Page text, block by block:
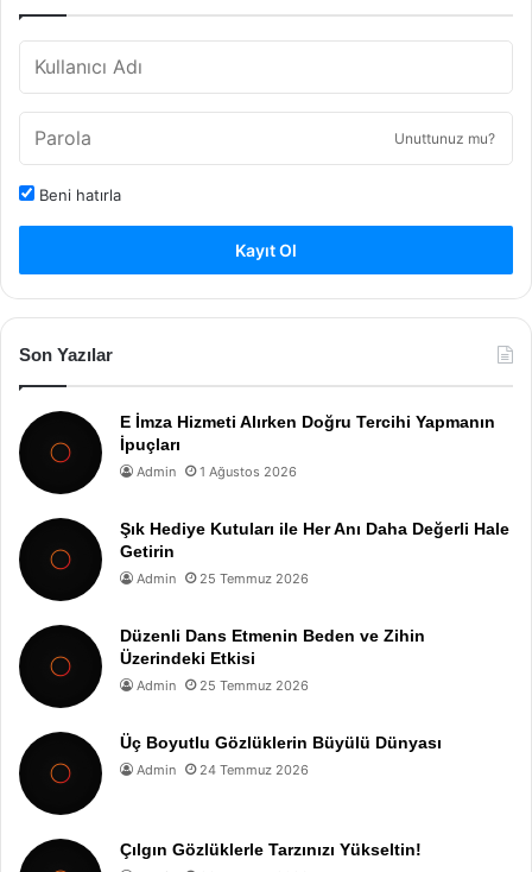
Unuttunuz mu?
Beni hatırla
Kayıt Ol
Son Yazılar
E İmza Hizmeti Alırken Doğru Tercihi Yapmanın
İpuçları
Admin 1 Ağustos 2026
Şık Hediye Kutuları ile Her Anı Daha Değerli Hale
Getirin
Admin 25 Temmuz 2026
Düzenli Dans Etmenin Beden ve Zihin
Üzerindeki Etkisi
Admin 25 Temmuz 2026
Üç Boyutlu Gözlüklerin Büyülü Dünyası
Admin 24 Temmuz 2026
Çılgın Gözlüklerle Tarzınızı Yükseltin!